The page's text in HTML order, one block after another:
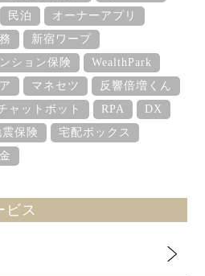
民泊
オーナーアプリ
新宿ワープ
ション保険
WealthPark
マネセツ
反響倍増くん
ャットボット RPA
DX
震保険
宅配ボックス
ビス